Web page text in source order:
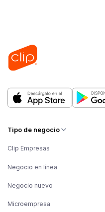
Tipo de negocio
Clip Empresas
Negocio en línea
Negocio nuevo
Microempresa